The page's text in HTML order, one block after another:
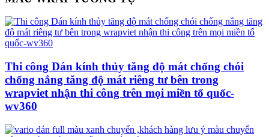
Thi công Dán kính thủy tăng độ mát chống chói
chống nắng tăng độ mát riêng tư bên trong
wrapviet nhận thi công trên mọi miền tổ quốc-
wv360